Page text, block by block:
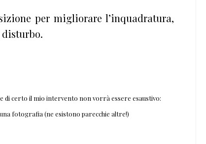
per migliorare l’inquadratura,
disturbo.
di certo il mio intervento non vorrà essere esaustivo:
fotografia (ne esistono parecchie altre!)